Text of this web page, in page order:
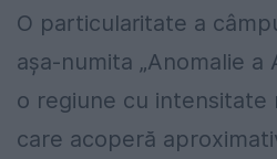
O particularitate a
așa-numita „Anomalie a
o regiune cu intensitate
care acoperă